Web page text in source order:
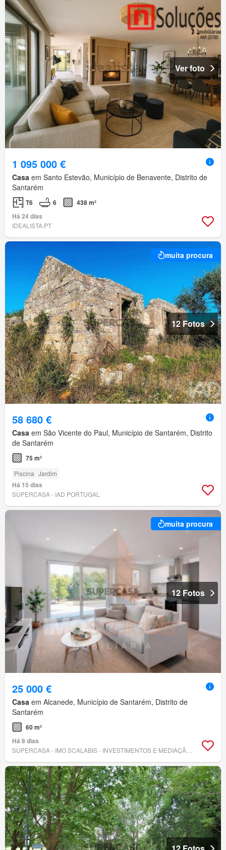
Ver foto
1 095 000 €
Casa em Santo Estevão, Município de Benavente, Distrito de
Santarém
T6 6
438 m²
Há 24 dias
IDEALISTA.PT
muita procura
12 Fotos
58 680 €
Casa em São Vicente do Paul, Município de Santarém, Distrito
de Santarém
75 m²
Piscina Jardim
Há 15 dias
SUPERCASA - IAD PORTUGAL
muita procura
12 Fotos
25 000 €
Casa em Alcanede, Município de Santarém, Distrito de
Santarém
60 m²
Há 8 dias